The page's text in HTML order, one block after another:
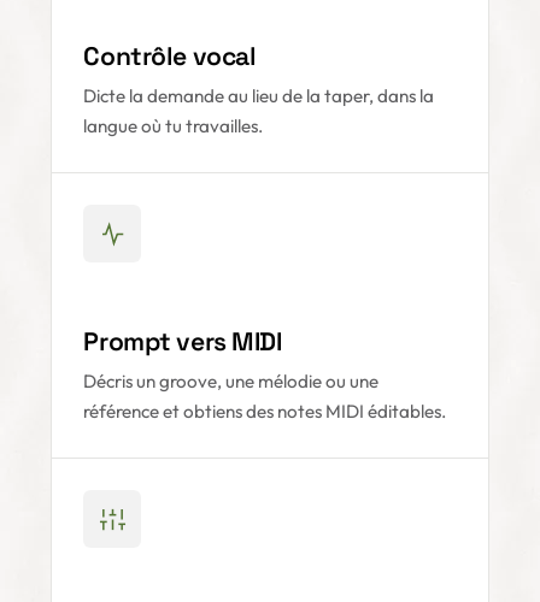
Contrôle vocal
Dicte la demande au lieu de la taper, dans la
langue où tu travailles.
Prompt vers MIDI
Décris un groove, une mélodie ou une
référence et obtiens des notes MIDI éditables.